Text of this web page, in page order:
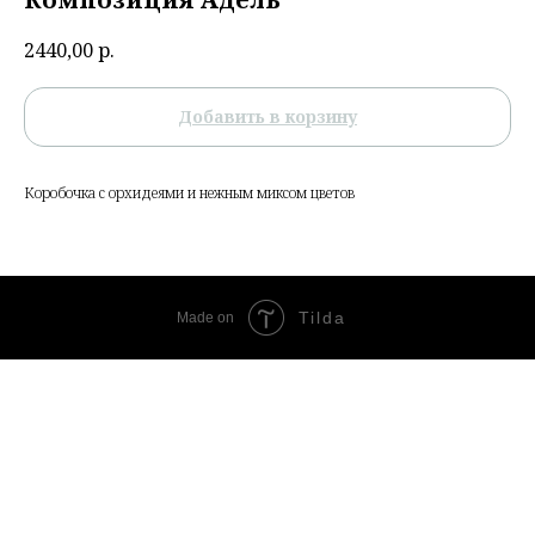
2440,00р.
Добавить в корзину
Коробочка с орхидеями и нежным миксом цветов
Made on Tilda